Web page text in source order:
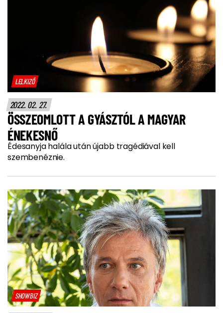
LELKIZŐ
2022. 02. 27.
ÖSSZEOMLOTT A GYÁSZTÓL A MAGYAR
ÉNEKESNŐ
Édesanyja halála után újabb tragédiával kell
szembenéznie.
SHOWBIZ